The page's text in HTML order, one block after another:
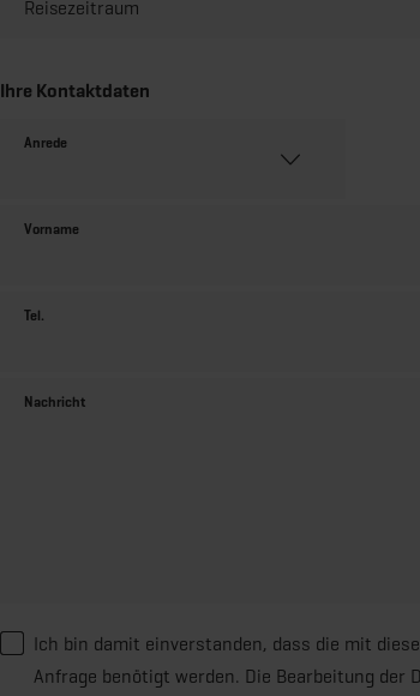
Ihre Kontaktdaten
Anrede
Vorname
Tel.
Nachricht
Ich bin damit einverstanden, dass die mit
Anfrage benötigt werden. Die Bearbeitung der